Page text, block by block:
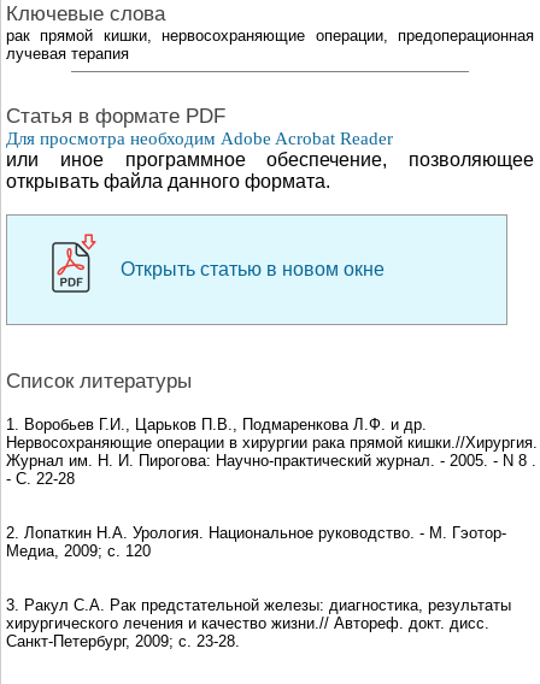
Ключевые слова
рак прямой кишки, нервосохраняющие операции, предоперационная
лучевая терапия
Cтатья в формате PDF
Для просмотра необходим Adobe Acrobat Reader
или иное программное обеспечение, позволяющее
открывать файла данного формата.
Открыть статью в новом окне
Список литературы
1. Воробьев Г.И., Царьков П.В., Подмаренкова Л.Ф. и др.
Нервосохраняющие операции в хирургии рака прямой кишки.//Хирургия.
Журнал им. Н. И. Пирогова: Научно-практический журнал. - 2005. - N 8 .
- С. 22-28
2. Лопаткин Н.А. Урология. Национальное руководство. - М. Гэотор-
Медиа, 2009; с. 120
3. Ракул С.А. Рак предстательной железы: диагностика, результаты
хирургического лечения и качество жизни.// Автореф. докт. дисс.
Санкт-Петербург, 2009; с. 23-28.